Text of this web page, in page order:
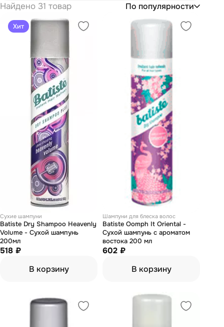
Найдено 31 товар
По популярности
Хит
Сухие шампуни
Batiste Dry Shampoo Heavenly
Volume - Сухой шампунь
200мл
518 ₽
В корзину
Шампуни для блеска волос
Batiste Oomph It Oriental -
Сухой шампунь с ароматом
востока 200 мл
602 ₽
В корзину